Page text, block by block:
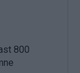
800